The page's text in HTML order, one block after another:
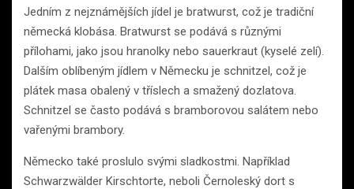
Jedním z nejznámějších jídel je bratwurst, což je tradiční
německá klobása. Bratwurst se podává s různými
přílohami, jako jsou hranolky nebo sauerkraut (kyselé zelí).
Dalším oblíbeným jídlem v Německu je schnitzel, což je
plátek masa obalený v tříslech a smažený dozlatova.
Schnitzel se často podává s bramborovou salátem nebo
vařenými brambory.
Německo také proslulo svými sladkostmi. Například
Schwarzwälder Kirschtorte, neboli Černoleský dort s